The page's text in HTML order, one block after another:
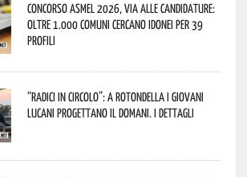
Concorso Asmel 2026, via alle candidature:
oltre 1.000 Comuni cercano idonei per 39
profili
“Radici in Circolo”: a Rotondella i giovani
lucani progettano il domani. I dettagli